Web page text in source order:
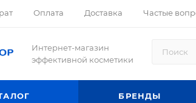
Оплата Доставка Частые
Интернет-магазин
эффективной косметики
БРЕНДЫ